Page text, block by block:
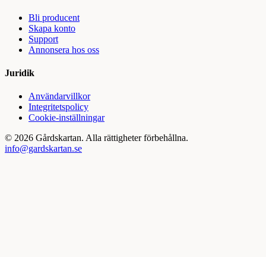
Bli producent
Skapa konto
Support
Annonsera hos oss
Juridik
Användarvillkor
Integritetspolicy
Cookie-inställningar
© 2026 Gårdskartan. Alla rättigheter förbehållna.
info@gardskartan.se